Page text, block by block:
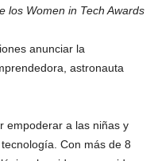
los Women in Tech Awards
anunciar la
astronauta
empoderar a las niñas y
Con más de 8